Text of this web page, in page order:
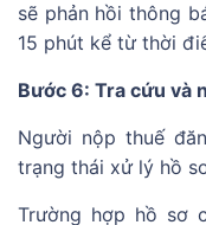
sẽ phản hồi thông
15 phút kể từ thời
Bước 6: Tra cứu và
Người nộp thuế
trạng thái xử lý hồ
Trường hợp hồ sơ